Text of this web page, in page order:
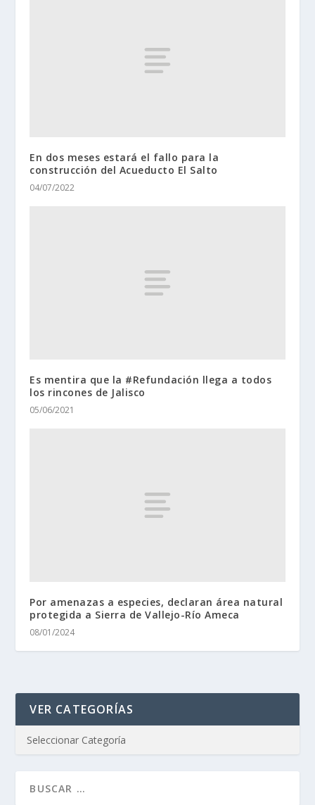
En dos meses estará el fallo para la
construcción del Acueducto El Salto
04/07/2022
Es mentira que la #Refundación llega a todos
los rincones de Jalisco
05/06/2021
Por amenazas a especies, declaran área natural
protegida a Sierra de Vallejo-Río Ameca
08/01/2024
VER CATEGORÍAS